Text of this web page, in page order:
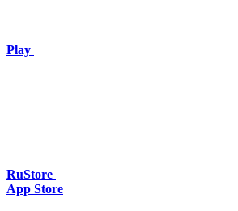
Play
RuStore
App Store